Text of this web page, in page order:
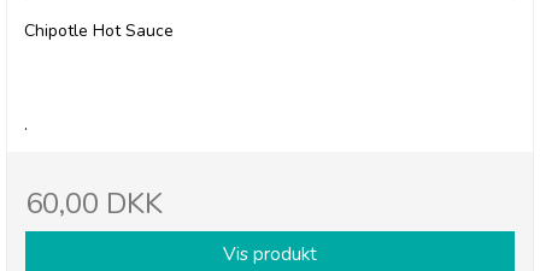
Chipotle Hot Sauce
.
60,00 DKK
Vis produkt